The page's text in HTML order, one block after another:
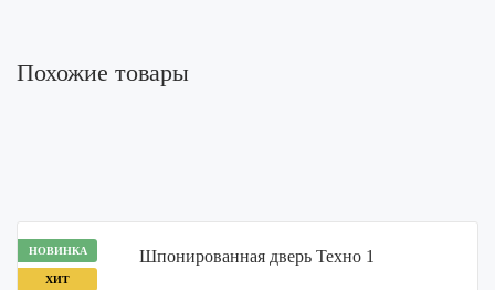
Похожие товары
НОВИНКА
ХИТ